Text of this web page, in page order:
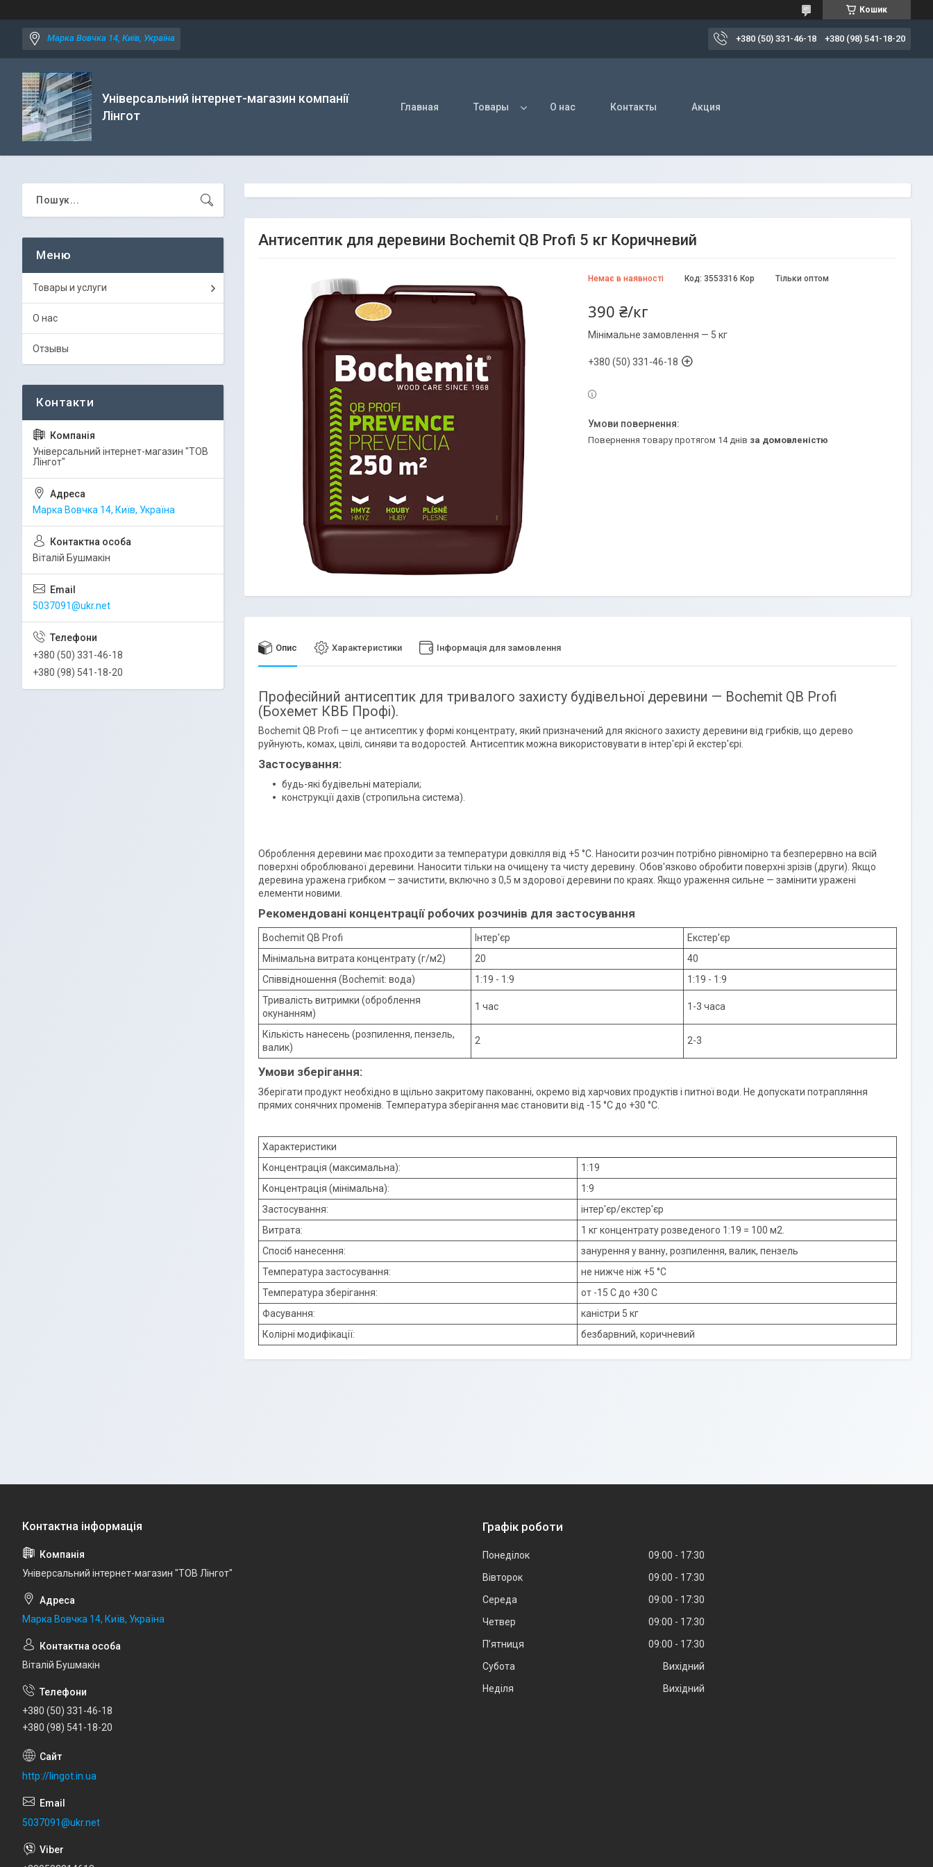
Кошик
Марка Вовчка 14, Київ, Україна +380 (50) 331-46-18 +380 (98) 541-18-20
Універсальний інтернет-магазин компанії
Лінгот
Главная Товары О нас Контакты Акция
Антисептик для деревини Bochemit QB Profi 5 кг Коричневий
Немає в наявності Тільки оптом
Код: 3553316 Кор
390 ₴/кг
Мінімальне замовлення — 5 кг
+380 (50) 331-46-18
повернення товару протягом 14 днів за домовленістю
Опис Характеристики Інформація для замовлення
Професійний антисептик для тривалого захисту будівельної деревини — Bochemit QB Profi
(Бохемет КВБ Профі).
Bochemit QB Profi — це антисептик у формі концентрату, який призначений для якісного захисту деревини від грибків, що дерево
руйнують, комах, цвілі, синяви та водоростей. Антисептик можна використовувати в інтер'єрі й екстер'єрі.
Застосування:
будь-які будівельні матеріали;
конструкції дахів (стропильна система).
Оброблення деревини має проходити за температури довкілля від +5 °C. Наносити розчин потрібно рівномірно та безперервно на всій
поверхні оброблюваної деревини. Наносити тільки на очищену та чисту деревину. Обов'язково обробити поверхні зрізів (други). Якщо
деревина уражена грибком — зачистити, включно з 0,5 м здорової деревини по краях. Якщо ураження сильне — замінити уражені
елементи новими.
Рекомендовані концентрації робочих розчинів для застосування
Bochemit QB Profi Інтер'єр
Екстер'єр
Мінімальна витрата концентрату (г/м2)
20
40
Співвідношення (Bochemit: вода)
1:19 - 1:9
1:19 - 1:9
Тривалість витримки (оброблення
окунанням)
1 час 1-3 часа
Кількість нанесень (розпилення, пензель,
валик)
2 2-3
Умови зберігання:
Зберігати продукт необхідно в щільно закритому пакованні, окремо від харчових продуктів і питної води. Не допускати потрапляння
прямих сонячних променів. Температура зберігання має становити від -15 °C до +30 °C.
Характеристики
Концентрація (максимальна):
1:19
Концентрація (мінімальна):
1:9
Застосування:
інтер'єр/екстер'єр
Витрата:
1 кг концентрату розведеного 1:19 = 100 м2.
Спосіб нанесення:
занурення у ванну, розпилення, валик, пензель
Температура застосування:
не нижче ніж +5 °C
Температура зберігання:
от -15 C до +30 С
Фасування:
каністри 5 кг
Колірні модифікації:
безбарвний, коричневий
Товары и услуги
О нас
Отзывы
Універсальний інтернет-магазин "ТОВ
Лінгот"
Марка Вовчка 14, Київ, Україна
Віталій Бушмакін
5037091@ukr.net
+380 (50) 331-46-18
+380 (98) 541-18-20
Універсальний інтернет-магазин "ТОВ Лінгот"
Марка Вовчка 14, Київ, Україна
Віталій Бушмакін
+380 (50) 331-46-18
+380 (98) 541-18-20
http://lingot.in.ua
5037091@ukr.net
Графік роботи
Понеділок 09:00
17:30
Вівторок
09:00
17:30
Середа
09:00
17:30
Четвер
09:00
17:30
Пʼятниця
09:00
17:30
Субота
Вихідний
Неділя
Вихідний